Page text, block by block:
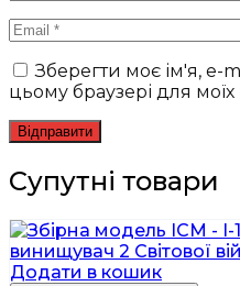
Зберегти моє ім'я, e-
цьому браузері для
Супутні товари
Додати в кошик